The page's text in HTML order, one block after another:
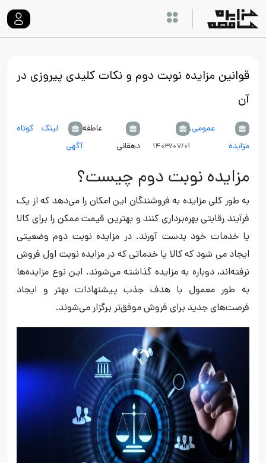
قوانین مزایده نوبت دوم و نکات کلیدی پیروزی در
آن
عمومی,
مزایده
۱۴۰۳/۰۷/۰۱
عاطفه
دهقانی
لینک کوتاه
آگهی
مزایده نوبت دوم چیست؟
به طور کلی مزایده به فروشندگان این امکان را می‌دهد که از یک
فرآیند رقابتی بهره‌برداری کنند و بهترین قیمت ممکن را برای کالا
یا خدمات خود بدست آورند. در مزایده نوبت دوم وضعیتی
ایجاد می شود که کالا یا خدماتی که در مزایده نوبت اول فروش
نرفته‌اند، دوباره به مزایده گذاشته می‌شوند. این نوع مزایده‌ها
به طور معمول با هدف جذب پیشنهادات بهتر و ایجاد
فرصت‌های جدید برای فروش موفق‌تر برگزار می‌شوند.